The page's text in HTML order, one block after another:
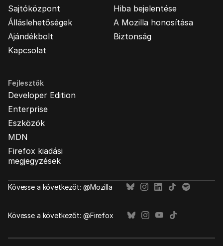
Sajtóközpont
Álláslehetőségek
Ajándékbolt
Kapcsolat
Hiba bejelentése
A Mozilla honosítása
Biztonság
Fejlesztők
Developer Edition
Enterprise
Eszközök
MDN
Firefox kiadási
megjegyzések
Kövesse a következőt: @Mozilla
Kövesse a következőt: @Firefox